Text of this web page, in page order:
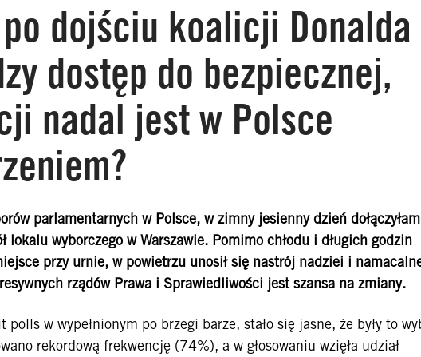
dojściu koalicji Donalda
dostęp do bezpiecznej,
nadal jest w Polsce
parlamentarnych w Polsce, w zimny jesienny dzień
lokalu wyborczego w Warszawie. Pomimo chłodu i długich godzin
przy urnie, w powietrzu unosił się nastrój nadziei i
rządów Prawa i Sprawiedliwości jest szansa na zmiany.
w wypełnionym po brzegi barze, stało się jasne, że były to
rekordową frekwencję (74%), a w głosowaniu wzięła udział